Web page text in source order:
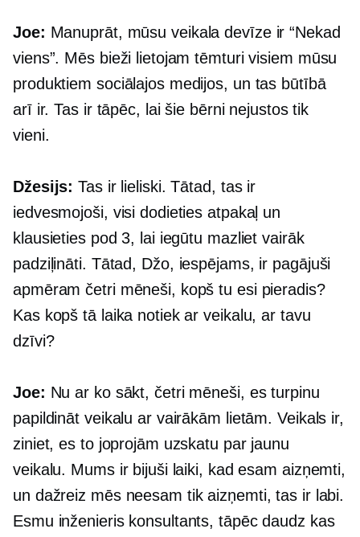
Joe: Manuprāt, mūsu veikala devīze ir “Nekad
viens”. Mēs bieži lietojam tēmturi visiem mūsu
produktiem sociālajos medijos, un tas būtībā
arī ir. Tas ir tāpēc, lai šie bērni nejustos tik
vieni.
Džesijs: Tas ir lieliski. Tātad, tas ir
iedvesmojoši, visi dodieties atpakaļ un
klausieties pod 3, lai iegūtu mazliet vairāk
padziļināti. Tātad, Džo, iespējams, ir pagājuši
apmēram četri mēneši, kopš tu esi pieradis?
Kas kopš tā laika notiek ar veikalu, ar tavu
dzīvi?
Joe: Nu ar ko sākt, četri mēneši, es turpinu
papildināt veikalu ar vairākām lietām. Veikals ir,
ziniet, es to joprojām uzskatu par jaunu
veikalu. Mums ir bijuši laiki, kad esam aizņemti,
un dažreiz mēs neesam tik aizņemti, tas ir labi.
Esmu inženieris konsultants, tāpēc daudz kas